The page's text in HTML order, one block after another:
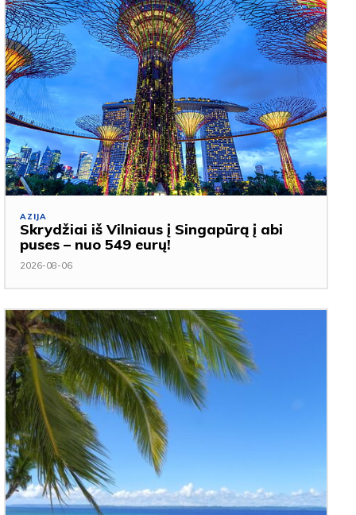
AZIJA
Skrydžiai iš Vilniaus į Singapūrą į abi
puses – nuo 549 eurų!
2026-08-06